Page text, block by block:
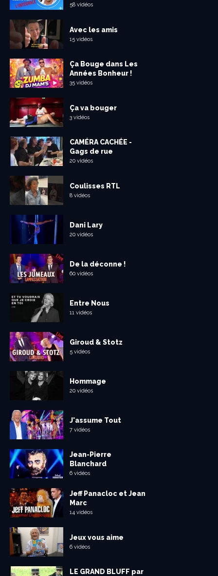
58 vidéos
Avec les amis
15 vidéos
Ça Bouge dans Les
Années Bonheur !
35 vidéos
Ça va bouger
3 vidéos
CAMÉRA CACHÉE -
Gags de rue
20 vidéos
Coulisses RTL
8 vidéos
Dani Lary
20 vidéos
De la déconne !
60 vidéos
Entre Nous
11 vidéos
Giroud & Stotz
5 vidéos
Hommage
20 vidéos
J'assume Tout
7 vidéos
Jean-Pierre
Blanchard
6 vidéos
Jeff Panacloc et Jean
Marc
14 vidéos
Jeux vous aime
6 vidéos
LE GRAND BLUFF par